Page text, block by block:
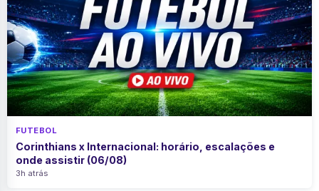
FUTEBOL
Corinthians x Internacional: horário, escalações e
onde assistir (06/08)
3h atrás